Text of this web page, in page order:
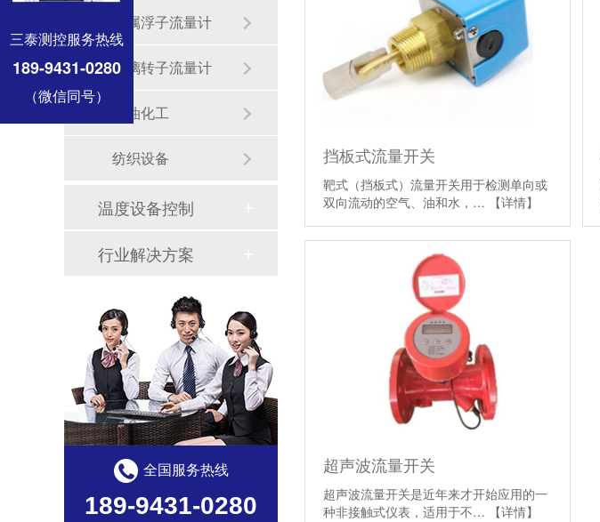
挡板式流量开关
靶式（挡板式）流量开关用于检测单向或
双向流动的空气、油和水，…
【详情】
超声波流量开关
超声波流量开关是近年来才开始应用的一
种非接触式仪表，适用于不…
【详情】
金属浮子流量计
玻璃转子流量计
石油化工
纺织设备
温度设备控制
行业解决方案
全国服务热线
189-9431-0280
三泰测控服务热线
189-9431-0280
（微信同号）